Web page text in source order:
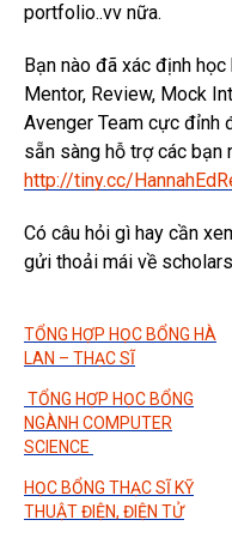
portfolio..vv nữa.
Bạn nào đã xác định
Mentor, Review, Mock
Avenger Team cực đỉnh
sẵn sàng hỗ trợ các bạn
http://tiny.cc/
Có câu hỏi gì hay cần
gửi thoải mái về
TỔNG HỢP HỌC BỔNG HÀ
LAN – THẠC SĨ
TỔNG HỢP HỌC BỔNG
NGÀNH COMPUTER
SCIENCE
HỌC BỔNG THẠC SĨ KỸ
THUẬT ĐIỆN, ĐIỆN TỬ